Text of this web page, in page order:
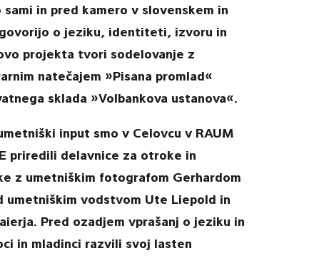
in pred kamero v slovenskem in
o jeziku, identiteti, izvoru in
projekta tvori sodelovanje z
natečajem »Pisana promlad«
sklada »Volbankova ustanova«.
input smo v Celovcu v RAUM
priredili delavnice za otroke in
z umetniškim fotografom Gerhardom
umetniškim vodstvom Ute Liepold in
Pred ozadjem vprašanj o jeziku in
in mladinci razvili svoj lasten